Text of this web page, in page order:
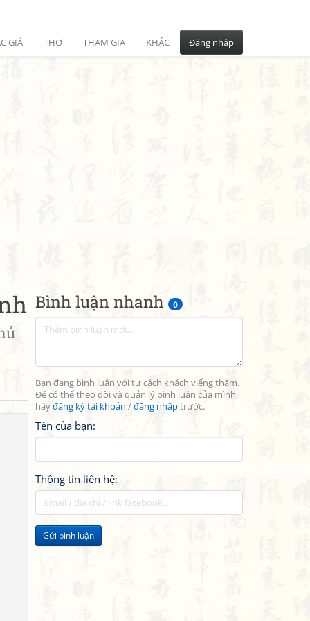
GIẢ THƠ THAM GIA KHÁC Đăng nhập
Bình luận nhanh 0
Bạn đang bình luận với tư cách khách viếng thăm.
Để có thể theo dõi và quản lý bình luận của mình,
hãyđăng ký tài khoản /đăng nhậptrước.
Tên của bạn:
Thông tin liên hệ:
Gửi bình luận